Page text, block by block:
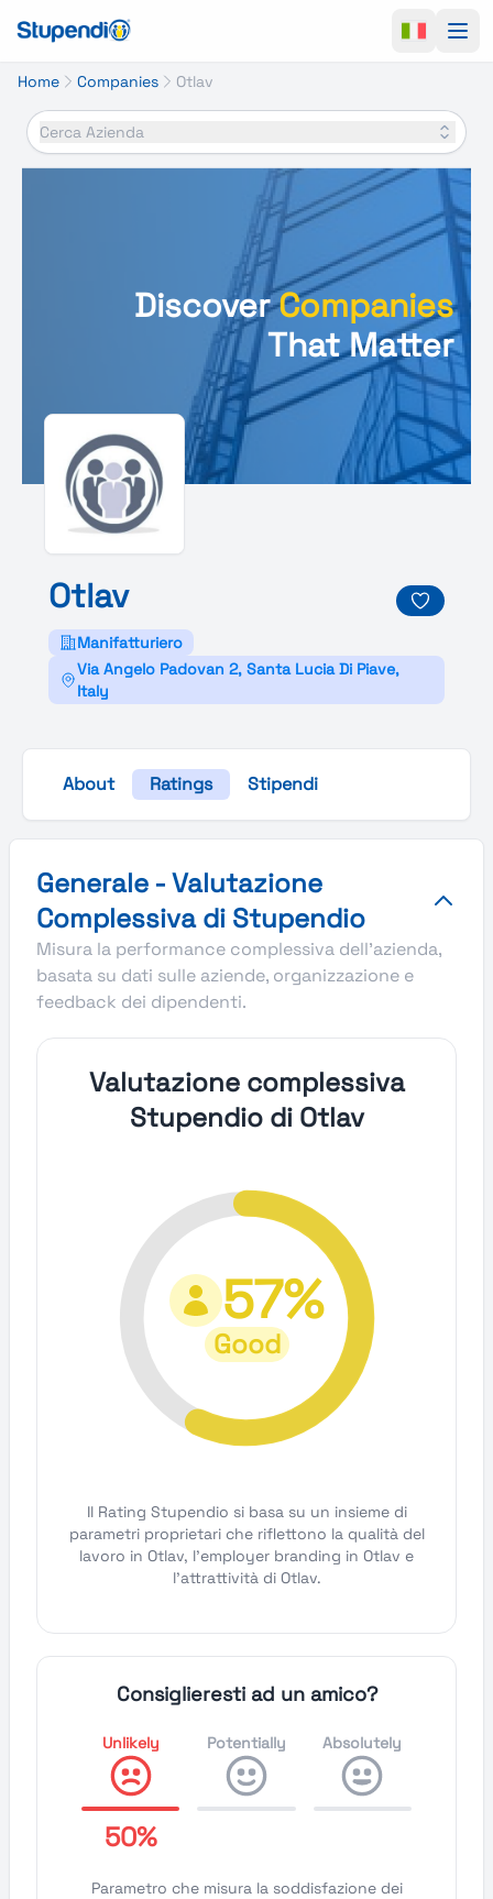
Home Companies Otlav
Cerca Azienda
DiscoverCompanies
That Matter
Otlav
Manifatturiero
Via Angelo Padovan 2, Santa Lucia Di Piave,
Italy
About Ratings Stipendi
Generale - Valutazione
Complessiva di Stupendio
Misura la performance complessiva dell'azienda,
basata su dati sulle aziende, organizzazione e
feedback dei dipendenti.
Valutazione complessiva
Stupendio di Otlav
57%
Good
Il Rating Stupendio si basa su un insieme di
parametri proprietari che riflettono la qualità del
lavoro in Otlav, l'employer branding in Otlav e
l'attrattività di Otlav.
Consiglieresti ad un amico?
Unlikely
50%
Potentially Absolutely
Parametro che misura la soddisfazione dei